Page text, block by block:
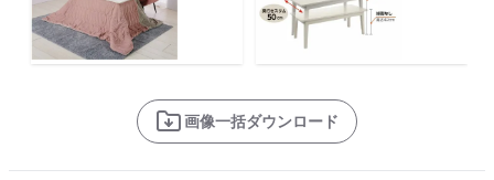
画像一括ダウンロード